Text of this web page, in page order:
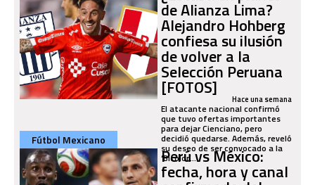
de Alianza Lima?
Alejandro Hohberg
confiesa su ilusión
de volver a la
Selección Peruana
[FOTOS] Hace una semana
El atacante nacional confirmó
que tuvo ofertas importantes
para dejar Cienciano, pero
decidió quedarse. Además, reveló
su deseo de ser convocado a la
‘Bicolor’...
Fútbol Mexicano
Perú vs México:
fecha, hora y canal